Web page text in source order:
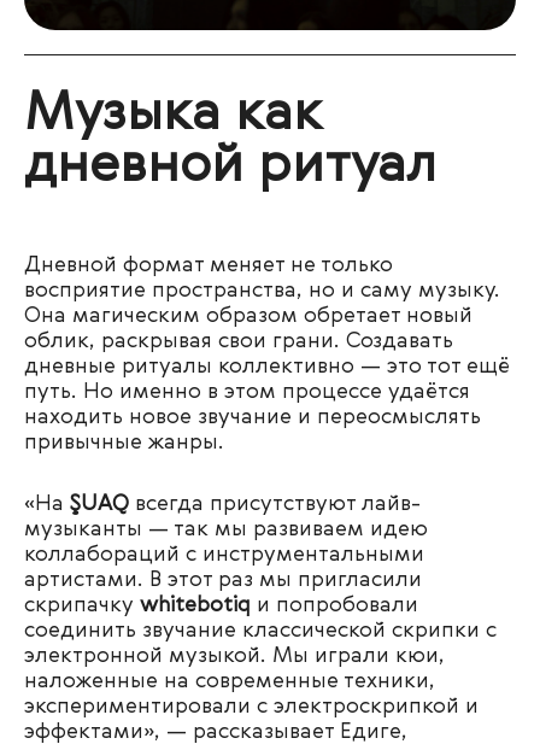
Музыка как
дневной ритуал
Дневной формат меняет не только
восприятие пространства, но и саму музыку.
Она магическим образом обретает новый
облик, раскрывая свои грани. Создавать
дневные ритуалы коллективно — это тот ещё
путь. Но именно в этом процессе удаётся
находить новое звучание и переосмыслять
привычные жанры.
« На ŞUAQ всегда присутствуют лайв-
музыканты — так мы развиваем идею
коллабораций с инструментальными
артистами. В этот раз мы пригласили
скрипачку whitebotiq и попробовали
соединить звучание классической скрипки с
электронной музыкой. Мы играли кюи,
наложенные на современные техники,
экспериментировали с электроскрипкой и
эффектами», — рассказывает Едиге,